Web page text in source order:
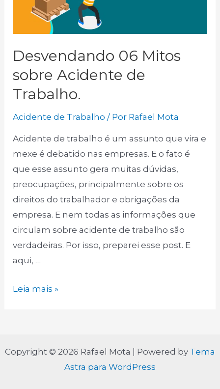
trabalho
te
contam.
Desvendando 06 Mitos
sobre Acidente de
Trabalho.
Acidente de Trabalho / Por Rafael Mota
Acidente de trabalho é um assunto que vira e
mexe é debatido nas empresas. E o fato é
que esse assunto gera muitas dúvidas,
preocupações, principalmente sobre os
direitos do trabalhador e obrigações da
empresa. E nem todas as informações que
circulam sobre acidente de trabalho são
verdadeiras. Por isso, preparei esse post. E
aqui, …
Desvendando
Acidente
Leia mais »
Copyright © 2026 Rafael Mota | Powered by Tema
Astra para WordPress